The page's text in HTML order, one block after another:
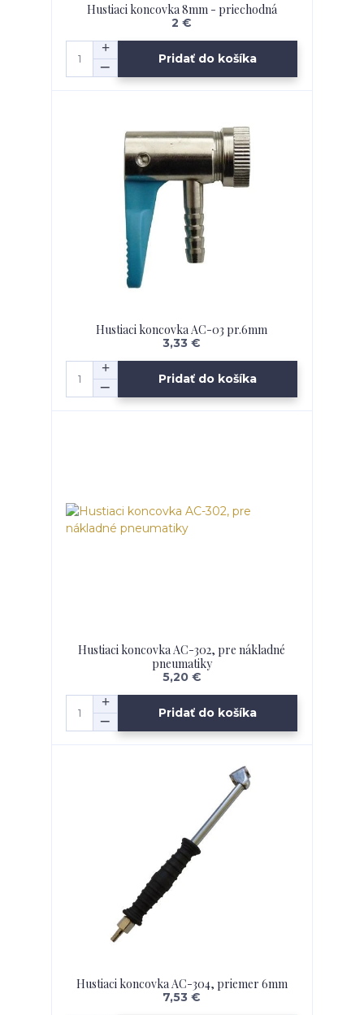
Hustiaci koncovka 8mm - priechodná
2 €
Pridať do košíka
Hustiaci koncovka AC-03 pr.6mm
3,33 €
Pridať do košíka
Hustiaci koncovka AC-302, pre nákladné
pneumatiky
5,20 €
Pridať do košíka
Hustiaci koncovka AC-304, priemer 6mm
7,53 €